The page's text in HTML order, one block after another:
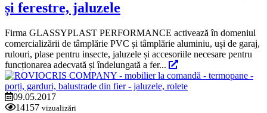
și ferestre, jaluzele
Firma GLASSYPLAST PERFORMANCE activează în domeniul
comercializării de tâmplărie PVC și tâmplărie aluminiu, uși de garaj,
rulouri, plase pentru insecte, jaluzele și accesoriile necesare pentru
funcționarea adecvată și îndelungată a fer...
09.05.2017
14157 vizualizări